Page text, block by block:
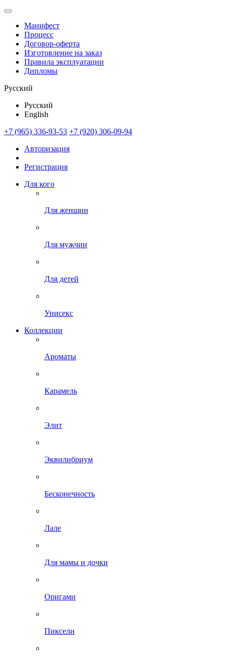
Манифест
Процесс
Договор-оферта
Изготовление на заказ
Правила эксплуатации
Дипломы
Русский
Русский
English
+7 (965) 336-93-53 +7 (920) 306-09-94
Авторизация
Регистрация
Для кого
Для женщин
Для мужчин
Для детей
Унисекс
Коллекции
Ароматы
Карамель
Элит
Эквилибриум
Бесконечность
Лале
Для мамы и дочки
Оригами
Пиксели